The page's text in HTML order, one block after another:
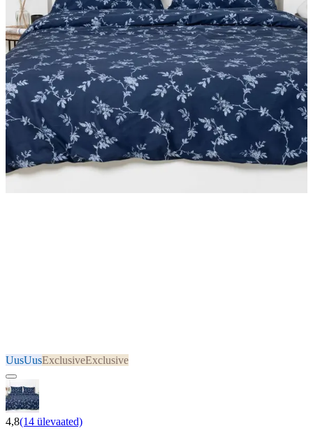
UusUusExclusiveExclusive
4,8(14 ülevaated)